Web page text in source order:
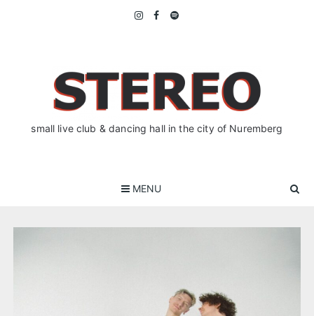
small live club & dancing hall in the city of Nuremberg
MENU